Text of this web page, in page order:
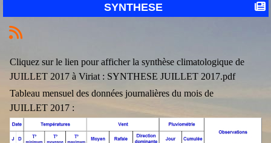
SYNTHESE
Cliquez sur le lien pour afficher la synthèse climatologique de
JUILLET 2017 à Viriat : SYNTHESE JUILLET 2017.pdf
Tableau mensuel des données journalières du mois de
JUILLET 2017 :